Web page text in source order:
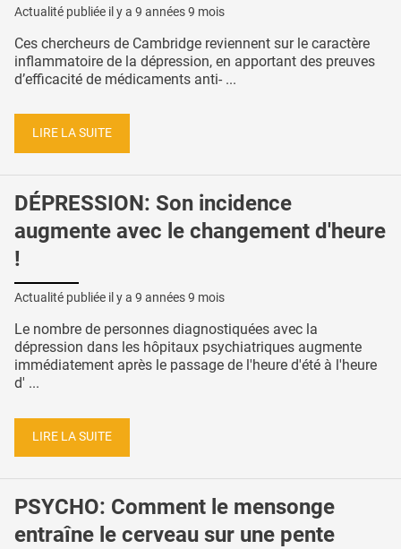
Actualité publiée il y a 9 années 9 mois
Ces chercheurs de Cambridge reviennent sur le caractère
inflammatoire de la dépression, en apportant des preuves
d’efficacité de médicaments anti- ...
LIRE LA SUITE
DÉPRESSION: Son incidence
augmente avec le changement d'heure
!
Actualité publiée il y a 9 années 9 mois
Le nombre de personnes diagnostiquées avec la
dépression dans les hôpitaux psychiatriques augmente
immédiatement après le passage de l'heure d'été à l'heure
d' ...
LIRE LA SUITE
PSYCHO: Comment le mensonge
entraîne le cerveau sur une pente